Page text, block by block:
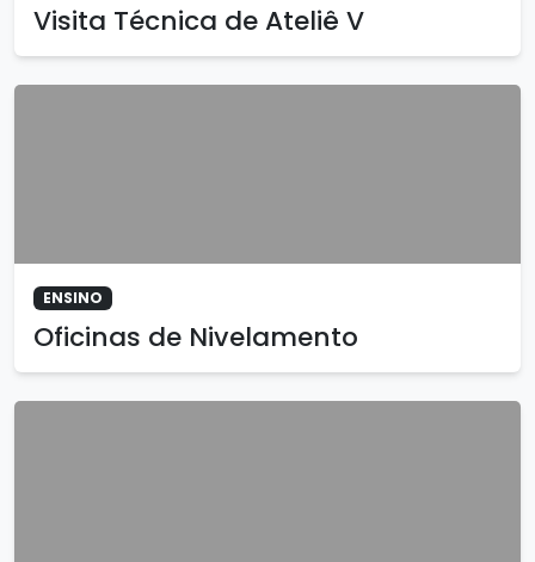
Visita Técnica de Ateliê V
ENSINO
Oficinas de Nivelamento